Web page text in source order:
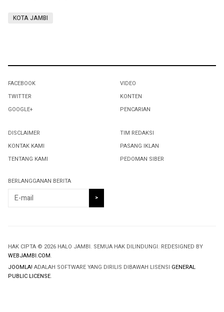
KOTA JAMBI
FACEBOOK
TWITTER
GOOGLE+
VIDEO
KONTEN
PENCARIAN
DISCLAIMER
KONTAK KAMI
TENTANG KAMI
TIM REDAKSI
PASANG IKLAN
PEDOMAN SIBER
BERLANGGANAN BERITA
HAK CIPTA © 2026 HALO JAMBI. SEMUA HAK DILINDUNGI. REDESIGNED BY
WEBJAMBI.COM.
JOOMLA! ADALAH SOFTWARE YANG DIRILIS DIBAWAH LISENSI GENERAL
PUBLIC LICENSE.